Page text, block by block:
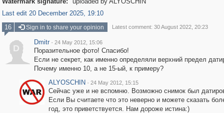
Last edit 20 December 2025, 19:10
16
Sign in to share your opinion Latest comment: 30 August 2022, 20:23
D
Dmitr · 24 May 2012, 15:06
Поразительное фото! Спасибо!
Если не секрет, как именно определяли верхний предел
Почему именно 10, а не 15-ый, к примеру?
ALYOSCHIN · 24 May 2012, 15:15
Сейчас уже и не вспомню. Возможно снимок был
Если Вы считаете что это неверно и можете сказать
год, это приветствуется. Нам дороже истина:)